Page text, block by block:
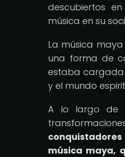
descubiertos
música en su
La música
una forma de
estaba cargada
y el mundo
A lo largo de
música maya,